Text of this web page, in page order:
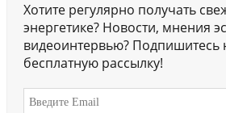
Хотите регулярно получать
энергетике? Новости, мнения
видеоинтервью? Подпишитесь
бесплатную рассылку!